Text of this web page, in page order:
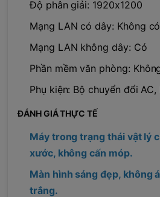
Độ phân giải: 1920x1200
Mạng LAN có dây: Không có
Mạng LAN không dây: Có
Phần mềm văn phòng:
Phụ kiện: Bộ chuyển đổi
ĐÁNH GIÁ THỰC TẾ
Máy trong trạng thái vật lý
xước, không cấn móp.
Màn hình sáng đẹp, không
trắng.